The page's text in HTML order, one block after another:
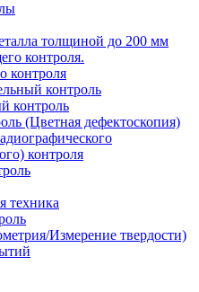
толщиной до 200 мм
контроля
контроль
контроль
(Цветная дефектоскопия)
контроля
техника
Измерение твердости)